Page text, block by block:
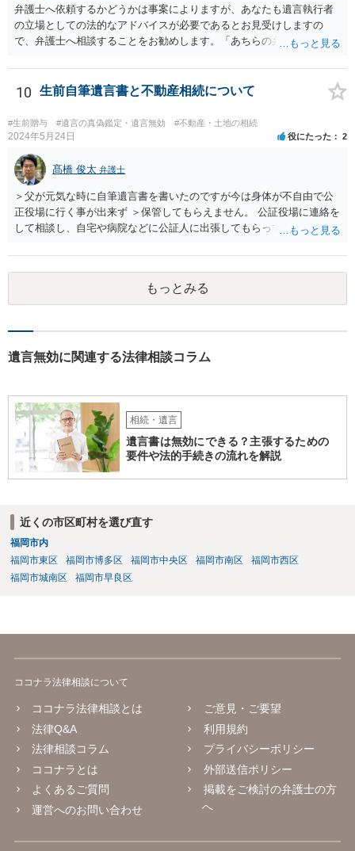
無、不動産登記、遺産分割協議書の有無を確認した方がよいでしょ
う。特に、お姉様側だけで不動産名義を変更している場合、遺言があ
ったのか、遺産分割協議書が作成されているのか、奥様の署名押印が
以前に、法定相続分や遺産分割未了の問題として整理すべき場合もあ
ります。 奥様において戸籍謄本、不動産登記簿、固定資産評価証明
書、遺言書の有無等を確認し、弁護士に個別に相談した方がよいと思
われます。
弁護士へ依頼するかどうかは事案によりますが、あなたも遺言執行者
の立場としての法的なアドバイスが必要であるとお見受けしますの
で、弁護士へ相談することをお勧めします。「あちらの弁護士」（元
誘導しかしてこないと思います。
10 生前自筆遺言書と不動産相続について
#生前贈与 #遺言の真偽鑑定・遺言無効 #不動産・土地の相続
2024年5月24日 役にたった 2
髙橋 俊太 弁護士
＞父が元気な時に自筆遺言書を書いたのですが今は身体が不自由で公
正役場に行く事が出来ず ＞保管してもらえません。 公証役場に連絡を
して相談し、自宅や病院などに公証人に出張してもらって公正証書を
うことも可能です。 ＞不動産名義を父から母に名義変更しておいた方
がいいのではと考えていますがどう思いますか？ 詳細が不明であり何
とも言えないのですが、遺言内容との関わりもあると思いますので、
弁護士に事情等を説明して個別に相談した方がよいように思います。
もっとみる
遺言無効に関連する法律相談コラム
相続・遺言
遺言書は無効にできる？主張するための
要件や法的手続きの流れを解説
近くの市区町村を選び直す
福岡市内
福岡市東区
福岡市博多区 福岡市中央区 福岡市南区
福岡市西区
福岡市城南区
福岡市早良区
ココナラ法律相談について
ココナラ法律相談とは
法律Q&A
法律相談コラム
ココナラとは
よくあるご質問
運営へのお問い合わせ
ご意見・ご要望
利用規約
プライバシーポリシー
外部送信ポリシー
掲載をご検討の弁護士の方
へ